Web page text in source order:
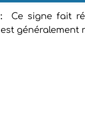
: Ce signe fait
généralement